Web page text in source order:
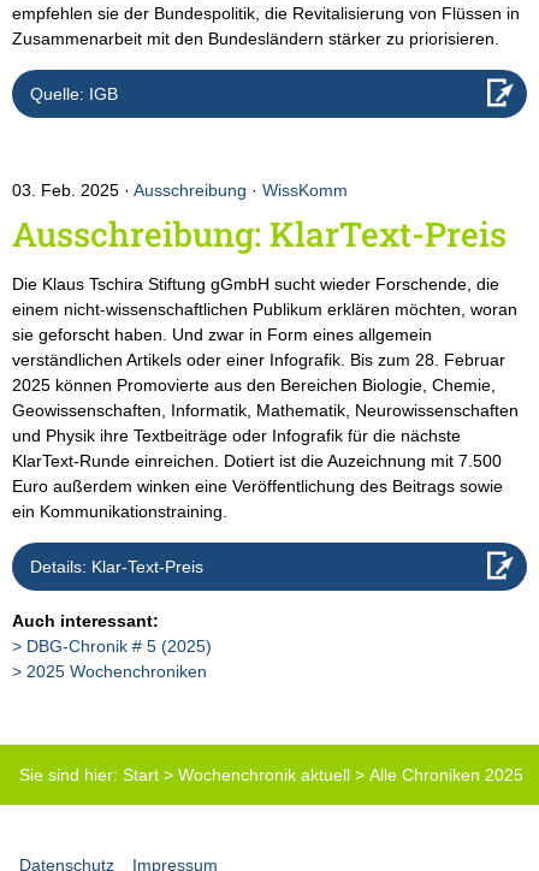
empfehlen sie der Bundespolitik, die Revitalisierung von Flüssen in
Zusammenarbeit mit den Bundesländern stärker zu priorisieren.
Quelle: IGB
03. Feb. 2025 Ausschreibung · WissKomm
Ausschreibung: KlarText-Preis
Die Klaus Tschira Stiftung gGmbH sucht wieder Forschende, die
einem nicht-wissenschaftlichen Publikum erklären möchten, woran
sie geforscht haben. Und zwar in Form eines allgemein
verständlichen Artikels oder einer Infografik. Bis zum 28. Februar
2025 können Promovierte aus den Bereichen Biologie, Chemie,
Geowissenschaften, Informatik, Mathematik, Neurowissenschaften
und Physik ihre Textbeiträge oder Infografik für die nächste
KlarText-Runde einreichen. Dotiert ist die Auzeichnung mit 7.500
Euro außerdem winken eine Veröffentlichung des Beitrags sowie
ein Kommunikationstraining.
Details: Klar-Text-Preis
Auch interessant:
DBG-Chronik # 5 (2025)
2025 Wochenchroniken
Sie sind hier: Start > Wochenchronik aktuell > Alle Chroniken 2025
Datenschutz
Impressum